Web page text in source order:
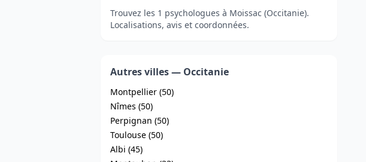
Trouvez les 1 psychologues à Moissac (Occitanie).
Localisations, avis et coordonnées.
Autres villes — Occitanie
Montpellier (50)
Nîmes (50)
Perpignan (50)
Toulouse (50)
Albi (45)